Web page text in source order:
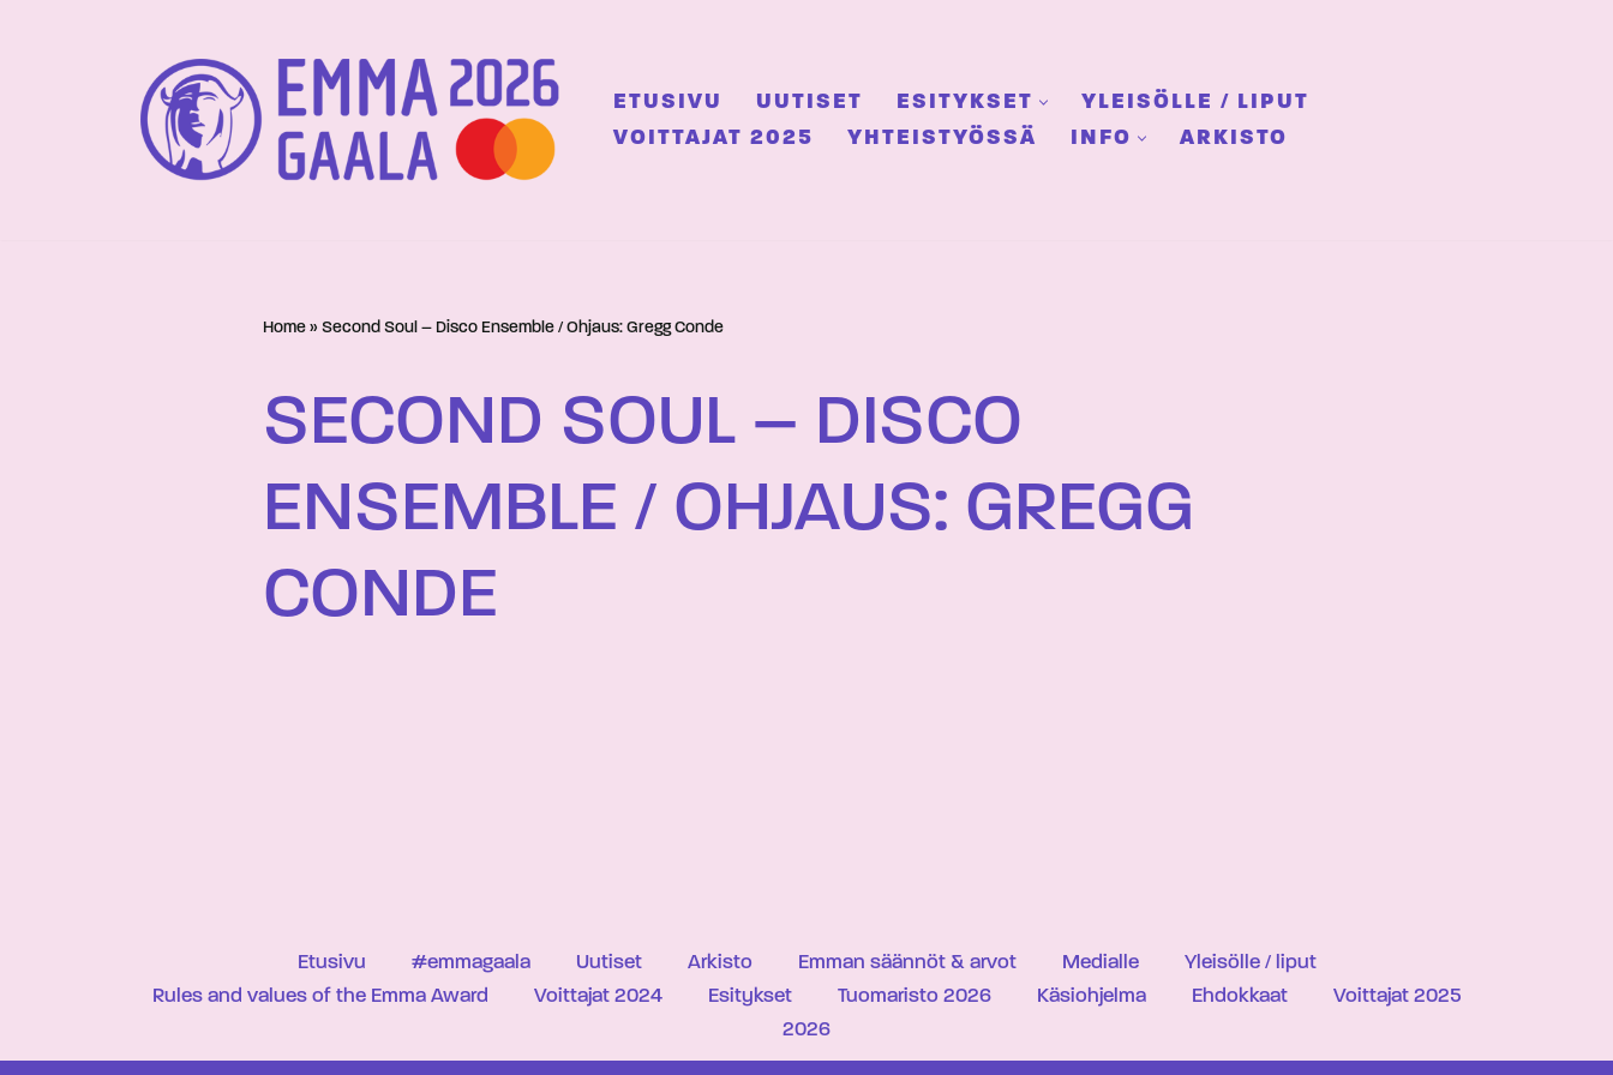
ETUSIVU UUTISET ESITYKSET
YLEISÖLLE / LIPUT
VOITTAJAT 2025
YHTEISTYÖSSÄ INFO ARKISTO
Home » Second Soul – Disco Ensemble / Ohjaus: Gregg Conde
SECOND SOUL – DISCO
ENSEMBLE / OHJAUS: GREGG
CONDE
Etusivu #emmagaala Uutiset Arkisto Emman säännöt & arvot Medialle
Yleisölle / liput
Rules and values of the Emma Award
Voittajat 2024 Esitykset Tuomaristo 2026 Käsiohjelma Ehdokkaat
Voittajat 2025
2026